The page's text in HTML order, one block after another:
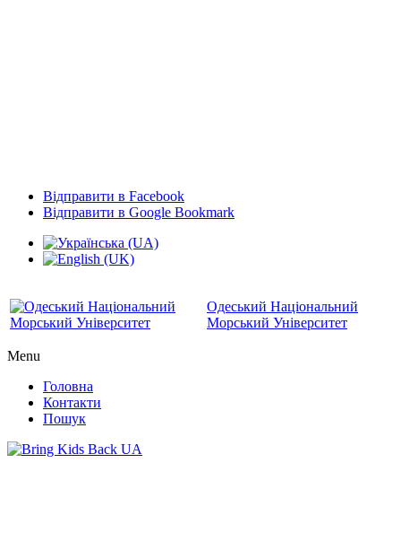
Відправити в Facebook
Відправити в Google Bookmark
Одеський Національний
Морський Університет
Menu
Головна
Контакти
Пошук